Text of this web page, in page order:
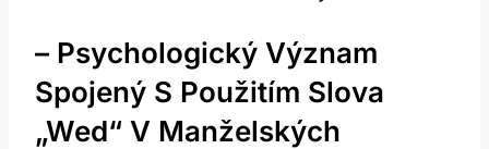
– Psychologický Význam
Spojený S Použitím Slova
„Wed“ V Manželských